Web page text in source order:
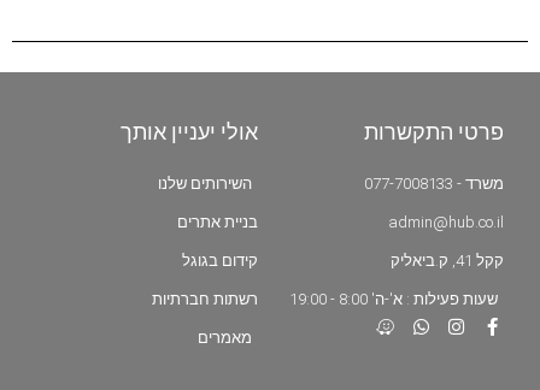
פרטי התקשרות
משרד - 077-7008133
admin@hub.co.il
קקל 41, ק.ביאליק
שעות פעילות : א'-ה' 8:00 - 19:00
אולי יעניין אותך
השירותים שלנו
בניית אתרים
קידום בגוגל
רשתות חברתיות
מאמרים